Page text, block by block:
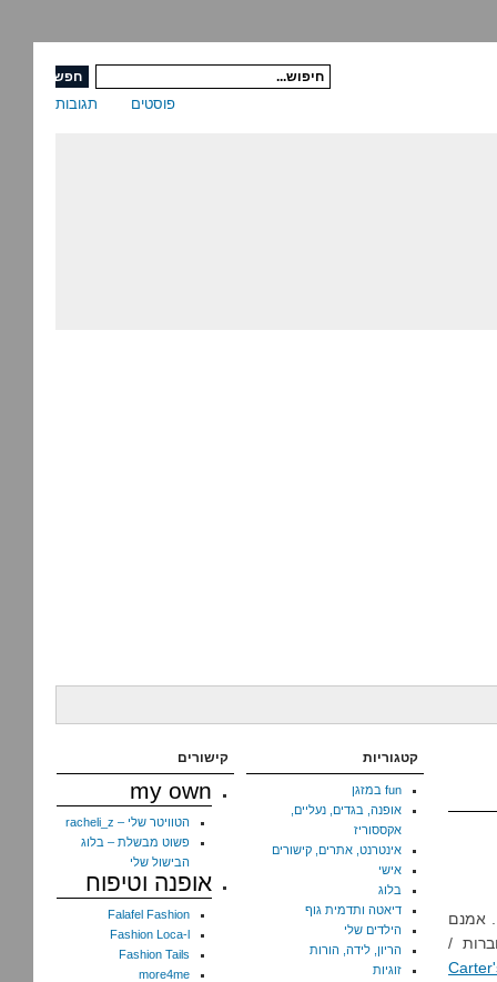
תגובות פוסטים
אמנם
/
קטגוריות
fun במזגן
אופנה, בגדים, נעליים,
אקססוריז
אינטרנט, אתרים, קישורים
אישי
בלוג
דיאטה ותדמית גוף
הילדים שלי
הריון, לידה, הורות
זוגיות
קישורים
my own
הטוויטר שלי – racheli_z
פשוט מבשלת – בלוג
הבישול שלי
אופנה וטיפוח
Falafel Fashion
Fashion Loca-l
Fashion Tails
more4me